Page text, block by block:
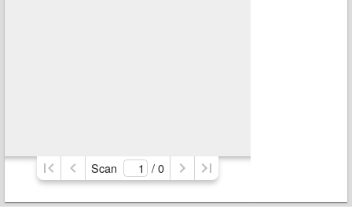
Scan / 0